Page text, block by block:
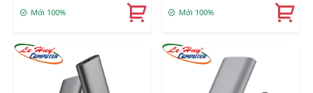
Mới 100% Mới 100%